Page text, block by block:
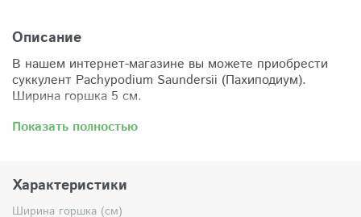
Описание
В нашем интернет-магазине вы можете приобрести
суккулент Pachypodium Saundersii (Пахиподиум).
Ширина горшка 5 см.
Забрать растение можно самовывозом из нашего
по России осуществляется через Яндекс-доставку или
СДЭК.
Показать полностью
Характеристики
Ширина горшка (см)